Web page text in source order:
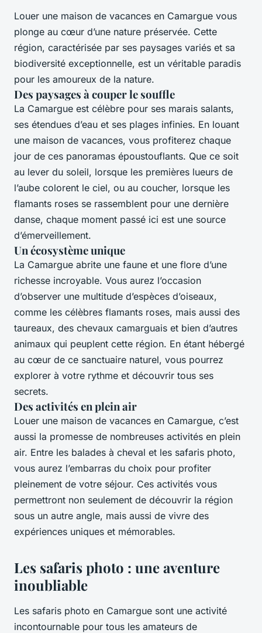
Louer une maison de vacances en Camargue vous
plonge au cœur d’une nature préservée. Cette
région, caractérisée par ses paysages variés et sa
biodiversité exceptionnelle, est un véritable paradis
pour les amoureux de la nature.
Des paysages à couper le souffle
La Camargue est célèbre pour ses marais salants,
ses étendues d’eau et ses plages infinies. En louant
une maison de vacances, vous profiterez chaque
jour de ces panoramas époustouflants. Que ce soit
au lever du soleil, lorsque les premières lueurs de
l’aube colorent le ciel, ou au coucher, lorsque les
flamants roses se rassemblent pour une dernière
danse, chaque moment passé ici est une source
d’émerveillement.
Un écosystème unique
La Camargue abrite une faune et une flore d’une
richesse incroyable. Vous aurez l’occasion
d’observer une multitude d’espèces d’oiseaux,
comme les célèbres flamants roses, mais aussi des
taureaux, des chevaux camarguais et bien d’autres
animaux qui peuplent cette région. En étant hébergé
au cœur de ce sanctuaire naturel, vous pourrez
explorer à votre rythme et découvrir tous ses
secrets.
Des activités en plein air
Louer une maison de vacances en Camargue, c’est
aussi la promesse de nombreuses activités en plein
air. Entre les balades à cheval et les safaris photo,
vous aurez l’embarras du choix pour profiter
pleinement de votre séjour. Ces activités vous
permettront non seulement de découvrir la région
sous un autre angle, mais aussi de vivre des
expériences uniques et mémorables.
Les safaris photo : une aventure
inoubliable
Les safaris photo en Camargue sont une activité
incontournable pour tous les amateurs de